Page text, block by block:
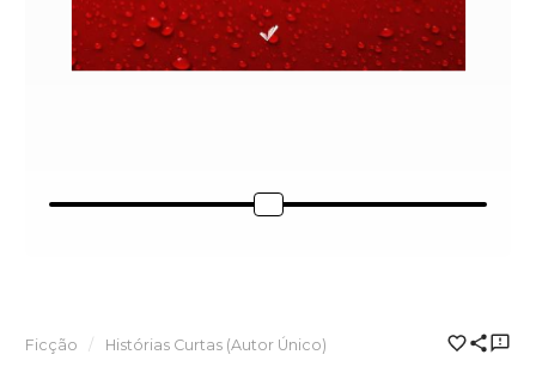
Ficção Histórias Curtas (Autor Único)